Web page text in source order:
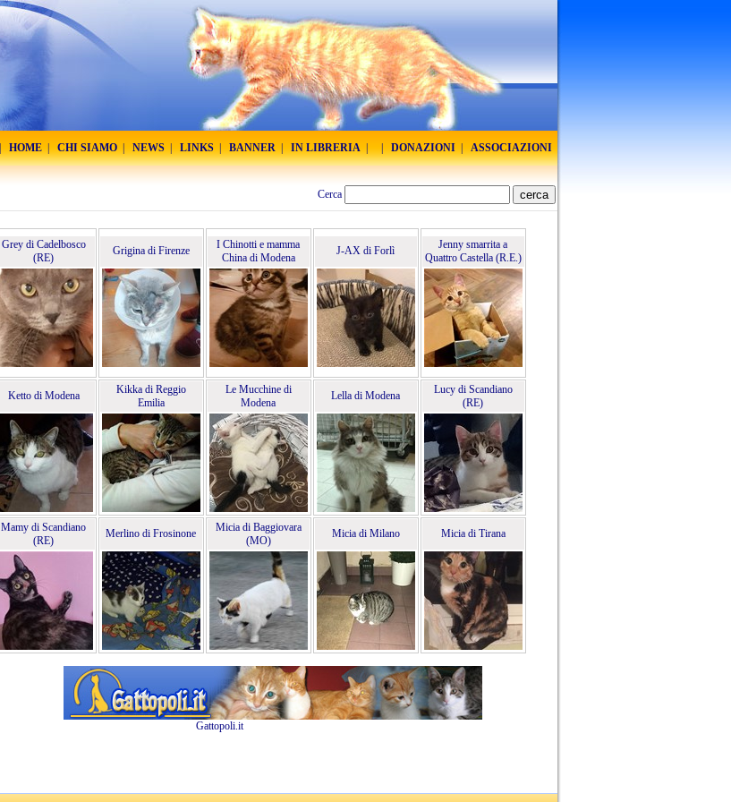
HOME CHI SIAMO NEWS LINKS BANNER IN LIBRERIA DONAZIONI ASSOCIAZIONI
Cerca
Grey di Cadelbosco
(RE)
Grigina di Firenze
I Chinotti e mamma
China di Modena
J-AX di Forlì
Jenny smarrita a
Quattro Castella (R.E.)
Ketto di Modena
Kikka di Reggio
Emilia
Le Mucchine di
Modena
Lella di Modena
Lucy di Scandiano
(RE)
Mamy di Scandiano
(RE)
Merlino di Frosinone
Micia di Baggiovara
(MO)
Micia di Milano Micia di Tirana
Gattopoli.it